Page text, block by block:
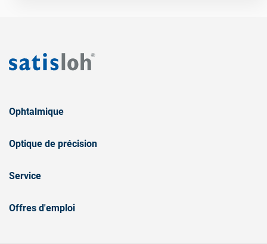
Ophtalmique
Optique de précision
Service
Offres d'emploi